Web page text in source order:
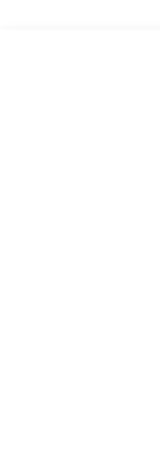
Ürün resmi
Ürün
Ürün
Ürün fiyatı
Bu ürüne